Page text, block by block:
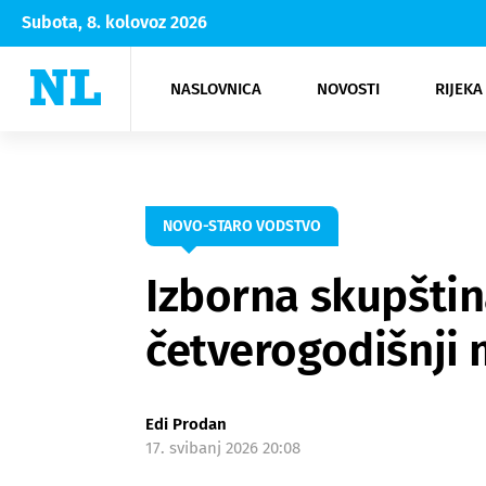
Subota, 8. kolovoz 2026
NASLOVNICA NOVOSTI
Rijeka Opatija
NK
Moda
Kultura
NOVO-STARO VODSTVO
Izborna
četverogodišnji
Edi Prodan
17. svibanj 2026 20:08